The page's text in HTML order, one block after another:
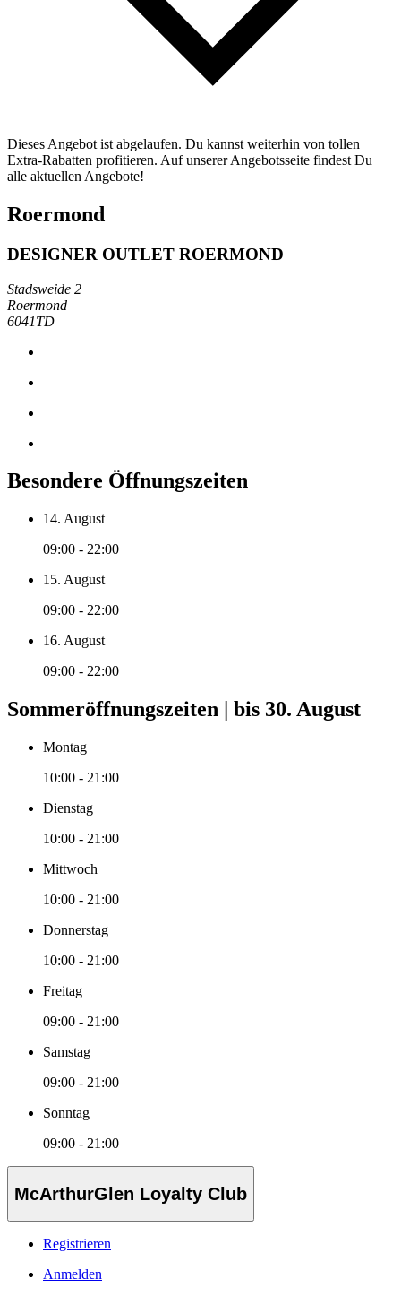
Dieses Angebot ist abgelaufen. Du kannst weiterhin von tollen
Extra-Rabatten profitieren. Auf unserer Angebotsseite findest Du
alle aktuellen Angebote!
Roermond
DESIGNER OUTLET ROERMOND
Stadsweide 2
Roermond
6041TD
Besondere Öffnungszeiten
14. August
09:00 - 22:00
15. August
09:00 - 22:00
16. August
09:00 - 22:00
Sommeröffnungszeiten | bis 30. August
Montag
10:00 - 21:00
Dienstag
10:00 - 21:00
Mittwoch
10:00 - 21:00
Donnerstag
10:00 - 21:00
Freitag
09:00 - 21:00
Samstag
09:00 - 21:00
Sonntag
09:00 - 21:00
McArthurGlen Loyalty Club
Registrieren
Anmelden